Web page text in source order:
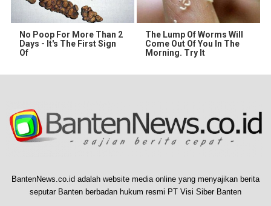
No Poop For More Than 2
Days - It's The First Sign
Of
The Lump Of Worms Will
Come Out Of You In The
Morning. Try It
BantenNews.co.id adalah website media online yang menyajikan berita
seputar Banten berbadan hukum resmi PT Visi Siber Banten